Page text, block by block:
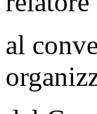
al